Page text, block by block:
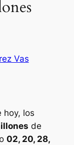
Vas
hoy, los
de
02, 20, 28,